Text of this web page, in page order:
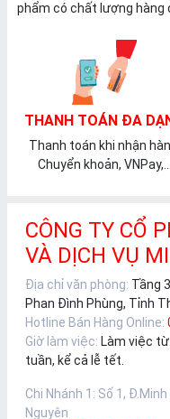
phẩm có chất lượng hàng
THANH TOÁN ĐA
Thanh toán khi nhận
Chuyển khoản, VNPay,...
CÔNG TY CỔ
VÀ DỊCH VỤ
Địa chỉ văn phòng: Tầng
Phan Đình Phùng, Tỉnh
Hotline Bán Hàng Online:
Giờ làm việc: Làm việc
tuần, kể cả lễ tết.
Chi Nhánh 1 : Số 1,
Nguyên